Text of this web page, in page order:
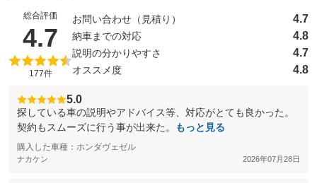
総合評価
4.7 （5点満点中）
177件
お問い合わせ（見積り） 4.7
納車までの対応 4.8
説明の分かりやすさ 4.7
オススメ度 4.8
5.0
探している車の説明やアドバイス等、対応がとても良かった。
契約もスムーズに行う事が出来た。
もっと見る
購入した車種：ホンダヴェゼル
ナカケン 2026年07月28日